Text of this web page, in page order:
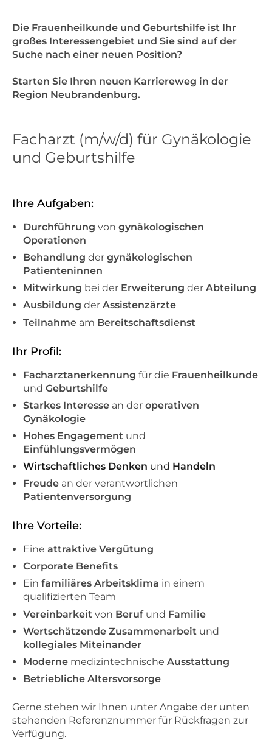
Die Frauenheilkunde und Geburtshilfe ist Ihr
großes Interessengebiet und Sie sind auf der
Suche nach einer neuen Position?
Starten Sie Ihren neuen Karriereweg in der
Region Neubrandenburg.
Facharzt (m/w/d) für Gynäkologie
und Geburtshilfe
Ihre Aufgaben:
Durchführung von gynäkologischen
Operationen
Behandlung der gynäkologischen
Patienteninnen
Mitwirkung bei der Erweiterung der Abteilung
Ausbildung der Assistenzärzte
Teilnahme am Bereitschaftsdienst
Ihr Profil:
Facharztanerkennung für die Frauenheilkunde
und Geburtshilfe
Starkes Interesse an der operativen
Gynäkologie
Hohes Engagement und
Einfühlungsvermögen
Wirtschaftliches Denken und Handeln
Freude an der verantwortlichen
Patientenversorgung
Ihre Vorteile:
Eine attraktive Vergütung
Corporate Benefits
Ein familiäres Arbeitsklima in einem
qualifizierten Team
Verein­barkeit von Berufund Familie
Wertschätzende Zusammenarbeit und
kollegiales Miteinander
Moderne medizintechnische Ausstattung
Betriebliche Altersvorsorge
Gerne stehen wir Ihnen unter Angabe der unten
stehenden Referenznummer für Rückfragen zur
Verfügung.